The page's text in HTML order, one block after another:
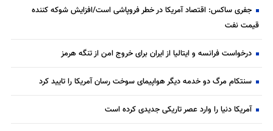
جفری ساکس: اقتصاد آمریکا در خطر فروپاشی است/افزایش شوکه کننده
قیمت نفت
درخواست فرانسه و ایتالیا از ایران برای خروج امن از تنگه هرمز
سنتکام مرگ دو خدمه دیگر هواپیمای سوخت رسان آمریکا را تایید کرد
آمریکا دنیا را وارد عصر تاریکی جدیدی کرده است